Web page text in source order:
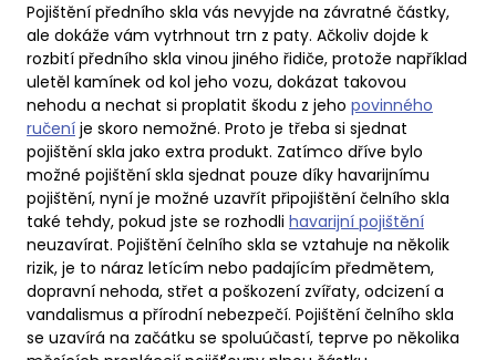
Pojištění předního skla vás nevyjde na závratné částky,
ale dokáže vám vytrhnout trn z paty. Ačkoliv dojde k
rozbití předního skla vinou jiného řidiče, protože například
uletěl kamínek od kol jeho vozu, dokázat takovou
nehodu a nechat si proplatit škodu z jeho povinného
ručení je skoro nemožné. Proto je třeba si sjednat
pojištění skla jako extra produkt. Zatímco dříve bylo
možné pojištění skla sjednat pouze díky havarijnímu
pojištění, nyní je možné uzavřít připojištění čelního skla
také tehdy, pokud jste se rozhodli havarijní pojištění
neuzavírat. Pojištění čelního skla se vztahuje na několik
rizik, je to náraz letícím nebo padajícím předmětem,
dopravní nehoda, střet a poškození zvířaty, odcizení a
vandalismus a přírodní nebezpečí. Pojištění čelního skla
se uzavírá na začátku se spoluúčastí, teprve po několika